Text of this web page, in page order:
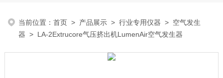
当前位置：首页 > 产品展示 >行业专用仪器 > 空气发生
器 > LA-2Extrucore气压挤出机LumenAir空气发生器